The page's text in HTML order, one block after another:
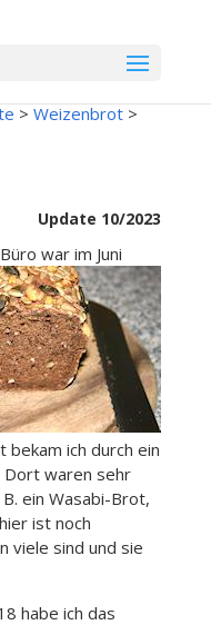
> Weizenbrot >
Update 10/2023
war im Juni
ich durch ein
Dort waren sehr
ein Wasabi-Brot,
ist noch
viele sind und sie
habe ich das